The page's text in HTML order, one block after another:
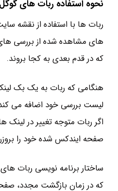
نحوه استفاده ربات های
های مشاهده شده از بررسی
که در قدم بعدی به کجا بروند.
هنگامی که ربات به یک بک
لیست بررسی خود اضافه می کند
اگر ربات متوجه تغییر در لینک
صفحه ایندکس شده خود را
ساختار برنامه نویسی ربات
که در زمان بازگشت مجدد،